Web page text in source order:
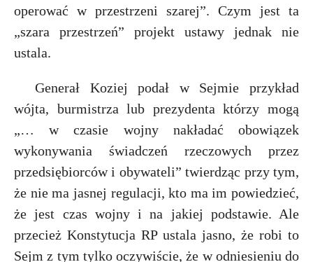
operować w przestrzeni szarej”. Czym jest ta
„szara przestrzeń” projekt ustawy jednak nie
ustala.
Generał Koziej podał w Sejmie przykład
wójta, burmistrza lub prezydenta którzy mogą
„… w czasie wojny nakładać obowiązek
wykonywania świadczeń rzeczowych przez
przedsiębiorców i obywateli” twierdząc przy tym,
że nie ma jasnej regulacji, kto ma im powiedzieć,
że jest czas wojny i na jakiej podstawie. Ale
przecież Konstytucja RP ustala jasno, że robi to
Sejm z tym tylko oczywiście, że w odniesieniu do